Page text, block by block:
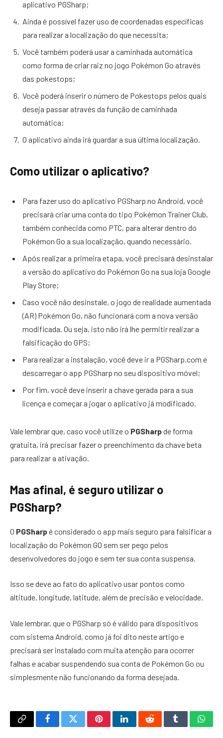
aplicativo PGSharp;
Ainda é possível fazer uso de coordenadas específicas
para realizar a localização do que necessita;
Você também poderá usar a caminhada automática
como forma de criar raiz no jogo Pokémon Go através
das pokestops;
Você poderá inserir o número de Pokestops pelos quais
deseja passar através da função de caminhada
automática;
O aplicativo ainda irá guardar a sua última localização.
Como utilizar o aplicativo?
Para fazer uso do aplicativo PGSharp no Android, você
precisará criar uma conta do tipo Pokémon Trainer Club,
também conhecida como PTC, para alterar dentro do
Pokémon Go a sua localização, quando necessário.
Após realizar a primeira etapa, você precisará desinstalar
a versão do aplicativo do Pokémon Go na sua loja Google
Play Store;
Caso você não desinstale, o jogo de realidade aumentada
(AR) Pokémon Go, não funcionará com a nova versão
modificada. Ou seja, isto não irá lhe permitir realizar a
falsificação do GPS;
Para realizar a instalação, você deve ir a PGSharp.com e
descarregar o app PGSharp no seu dispositivo móvel;
Por fim, você deve inserir a chave gerada para a sua
licença e começar a jogar o aplicativo já modificado.
Vale lembrar que, caso você utilize o PGSharpde forma
gratuita, irá precisar fazer o preenchimento da chave beta
para realizar a ativação.
Mas afinal, é seguro utilizar o
PGSharp?
O PGSharpé considerado o app mais seguro para falsificar a
localização do Pokémon GO sem ser pego pelos
desenvolvedores do jogo e sem ter sua conta suspensa.
Isso se deve ao fato do aplicativo usar pontos como
altitude, longitude, latitude, além de precisão e velocidade.
Vale lembrar, que o PGSharp só é válido para dispositivos
com sistema Android, como já foi dito neste artigo e
precisará ser instalado com muita atenção para ocorrer
falhas e acabar suspendendo sua conta de Pokémon Go ou
simplesmente não funcionando da forma desejada.
Copy
FacebookTwitterPinterestLinkedInRedditTumblr